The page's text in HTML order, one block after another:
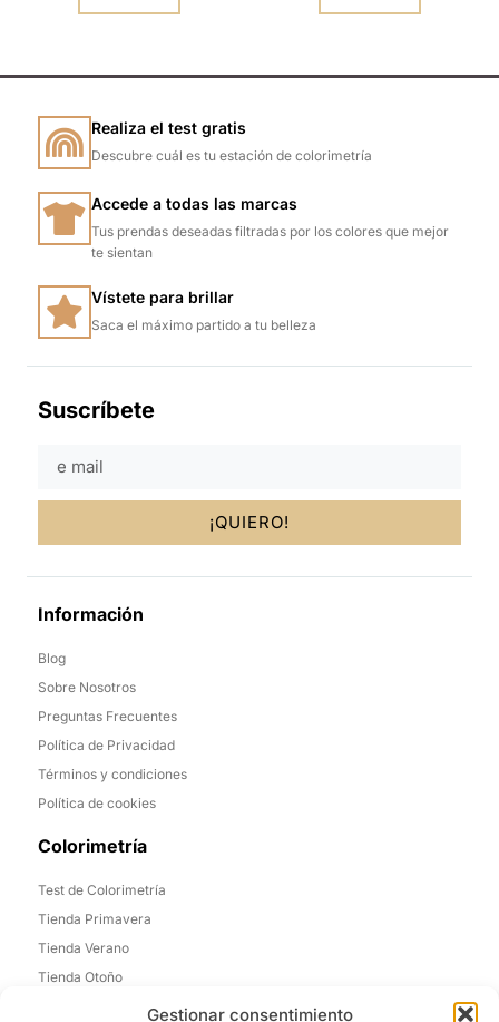
Gestionar consentimiento
Realiza el test gratis
Descubre cuál es tu estación de colorimetría
Accede a todas las marcas
Tus prendas deseadas filtradas por los colores que mejor
te sientan
Vístete para brillar
Saca el máximo partido a tu belleza
Suscríbete
¡QUIERO!
Información
Blog
Sobre Nosotros
Preguntas Frecuentes
Política de Privacidad
Términos y condiciones
Política de cookies
Colorimetría
Test de Colorimetría
Tienda Primavera
Tienda Verano
Tienda Otoño